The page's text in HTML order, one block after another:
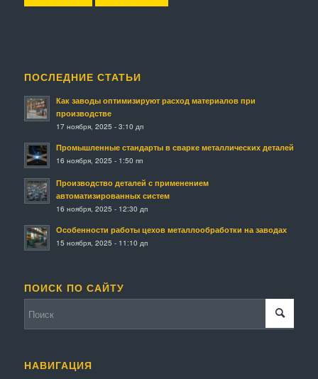
ПОСЛЕДНИЕ СТАТЬИ
Как заводы оптимизируют расход материалов при
производстве
17 ноября, 2025 - 3:10 дп
Промышленные стандарты в сварке металлических деталей
16 ноября, 2025 - 1:50 пп
Производство деталей с применением
автоматизированных систем
16 ноября, 2025 - 12:30 дп
Особенности работы цехов металлообработки на заводах
15 ноября, 2025 - 11:10 дп
ПОИСК ПО САЙТУ
НАВИГАЦИЯ